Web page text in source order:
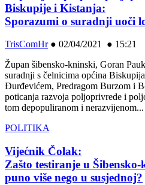
Biskupije i Kistanja:
Sporazumi o suradnji uoči
TrisComHr● 02/04/2021 ● 15:21
Župan šibensko-kninski, Goran
suradnji s čelnicima općina
Đurđevićem, Predragom Burzom i
poticanja razvoja poljoprivrede i
tom depopuliranom i nerazvijenom...
POLITIKA
Vijećnik Čolak:
Zašto testiranje u
puno više nego u susjednoj?